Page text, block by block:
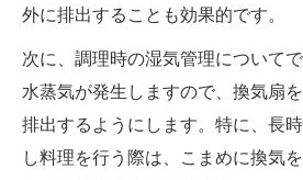
外に排出することも効果的です。
次に、調理時の湿気管理について
水蒸気が発生しますので、換気扇
排出するようにします。特に、長
し料理を行う際は、こまめに換気